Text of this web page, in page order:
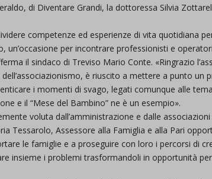
di Diventare Grandi, la dottoressa Silvia
competenze ed esperienze di vita quotidiana
un’occasione per incontrare professionisti e
il sindaco di Treviso Mario Conte. «Ringrazio
è riuscito a mettere a punto un
i momenti di svago, legati comunque alle
e il “Mese del Bambino” ne è un esempio».
voluta dall’amministrazione e dalle
Tessarolo, Assessore alla Famiglia e alla Pari
le famiglie e a proseguire con loro i percorsi di
insieme i problemi trasformandoli in opportunità